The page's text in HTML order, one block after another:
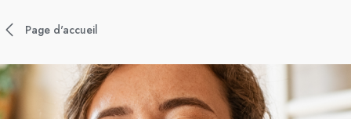
Page d'accueil